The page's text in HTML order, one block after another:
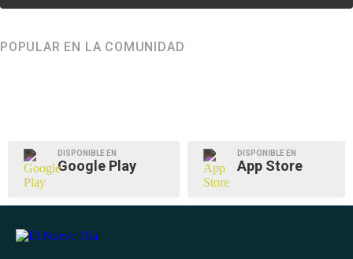
POPULAR EN LA COMUNIDAD
DISPONIBLE EN
Google Play
DISPONIBLE EN
App Store